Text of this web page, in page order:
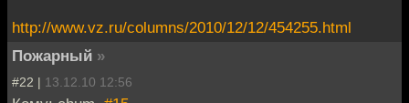
http://www.vz.ru/columns/2010/12/12/454255.html
Пожарный »
#22 | 13.12.10 12:56